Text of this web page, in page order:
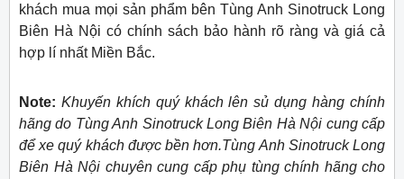
khách mua mọi sản phẩm bên Tùng Anh Sinotruck Long
Biên Hà Nội có chính sách bảo hành rõ ràng và giá cả
hợp lí nhất Miền Bắc.
Note: Khuyến khích quý khách lên sủ dụng hàng chính
hãng do Tùng Anh Sinotruck Long Biên Hà Nội cung cấp
để xe quý khách được bền hơn.Tùng Anh Sinotruck Long
Biên Hà Nội chuyên cung cấp phụ tùng chính hãng cho